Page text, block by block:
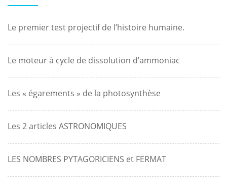
Le premier test projectif de l’histoire humaine.
Le moteur à cycle de dissolution d’ammoniac
Les « égarements » de la photosynthèse
Les 2 articles ASTRONOMIQUES
LES NOMBRES PYTAGORICIENS et FERMAT